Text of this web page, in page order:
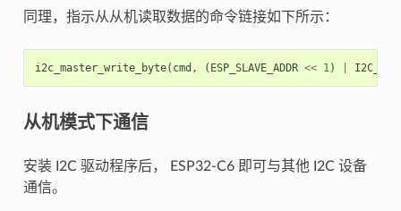
同理，指示从从机读取数据的命令链接如下所示：
i2c_master_write_byte( cmd , ( ESP_SLAVE_ADDR << 1 )
从机模式下通信
安装 I2C 驱动程序后， ESP32-C6 即可与其他 I2C 设备
通信。